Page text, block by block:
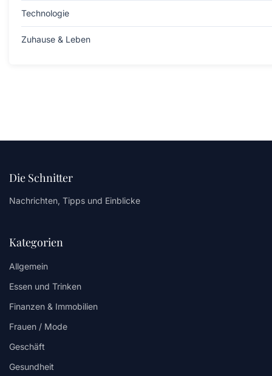
Technologie
Zuhause & Leben
Die Schnitter
Nachrichten, Tipps und Einblicke
Kategorien
Allgemein
Essen und Trinken
Finanzen & Immobilien
Frauen / Mode
Geschäft
Gesundheit